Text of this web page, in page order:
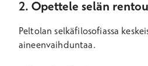
2. Opettele selän
Peltolan selkäfilosofiassa
aineenvaihduntaa.